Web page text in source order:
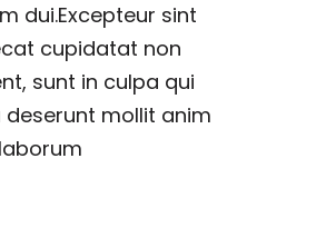
dui.Excepteur sint
cupidatat non
sunt in culpa qui
mollit anim